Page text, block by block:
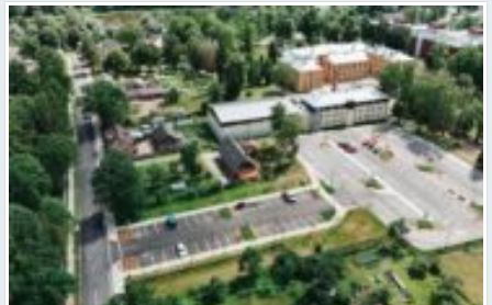
Noslēgusies Semināra ielas pārbūve un stāvlaukuma izbūve
Valmierā
Reklāmraksti Skatīt visu